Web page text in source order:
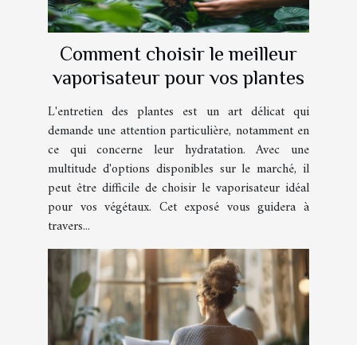
Comment choisir le meilleur
vaporisateur pour vos plantes
L'entretien des plantes est un art délicat qui
demande une attention particulière, notamment en
ce qui concerne leur hydratation. Avec une
multitude d'options disponibles sur le marché, il
peut être difficile de choisir le vaporisateur idéal
pour vos végétaux. Cet exposé vous guidera à
travers...